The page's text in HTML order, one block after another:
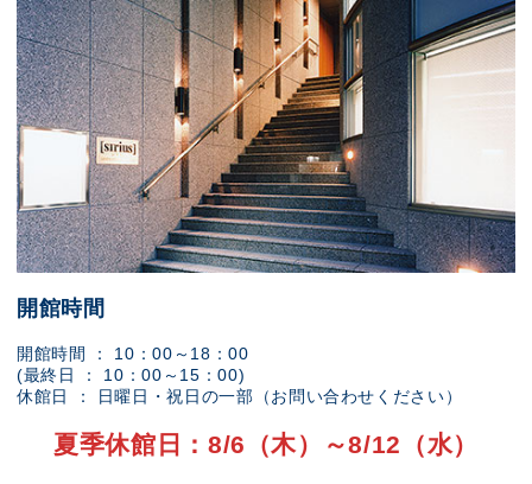
開館時間
開館時間 ： 10：00～18：00
(最終日 ： 10：00～15：00)
休館日 ： 日曜日・祝日の一部（お問い合わせください）
夏季休館日：8/6（木）～8/12（水）